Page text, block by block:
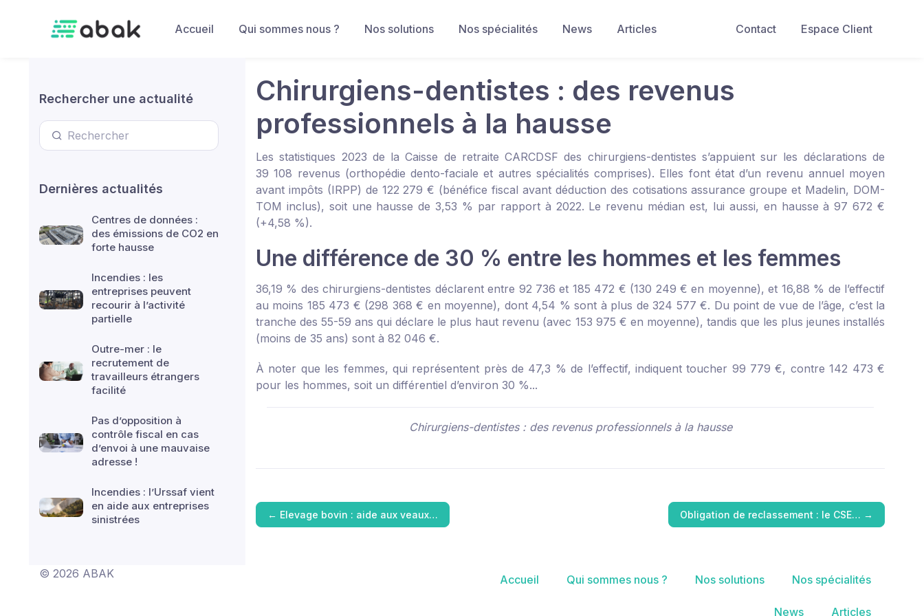
Contact
Espace Client
Accueil Qui sommes nous ? Nos solutions Nos spécialités News Articles
Rechercher une actualité
Dernières actualités
Centres de données :
des émissions de CO2 en
forte hausse
Incendies : les
entreprises peuvent
recourir à l’activité
partielle
Outre-mer : le
recrutement de
travailleurs étrangers
facilité
Pas d’opposition à
contrôle fiscal en cas
d’envoi à une mauvaise
adresse !
Incendies : l’Urssaf vient
en aide aux entreprises
sinistrées
Chirurgiens-dentistes : des revenus
professionnels à la hausse
Les statistiques 2023 de la Caisse de retraite CARCDSF des chirurgiens-dentistes s’appuient sur les déclarations de
39 108 revenus (orthopédie dento-faciale et autres spécialités comprises). Elles font état d’un revenu annuel moyen
avant impôts (IRPP) de 122 279 € (bénéfice fiscal avant déduction des cotisations assurance groupe et Madelin, DOM-
TOM inclus), soit une hausse de 3,53 % par rapport à 2022. Le revenu médian est, lui aussi, en hausse à 97 672 €
(+4,58 %).
Une différence de 30 % entre les hommes et les femmes
36,19 % des chirurgiens-dentistes déclarent entre 92 736 et 185 472 € (130 249 € en moyenne), et 16,88 % de l’effectif
au moins 185 473 € (298 368 € en moyenne), dont 4,54 % sont à plus de 324 577 €. Du point de vue de l’âge, c’est la
tranche des 55-59 ans qui déclare le plus haut revenu (avec 153 975 € en moyenne), tandis que les plus jeunes installés
(moins de 35 ans) sont à 82 046 €.
À noter que les femmes, qui représentent près de 47,3 % de l’effectif, indiquent toucher 99 779 €, contre 142 473 €
pour les hommes, soit un différentiel d’environ 30 %...
Chirurgiens-dentistes : des revenus professionnels à la hausse
← Elevage bovin : aide aux veaux… Obligation de reclassement : le CSE… →
© 2026 ABAK Accueil Qui sommes nous ? Nos solutions Nos spécialités
News Articles